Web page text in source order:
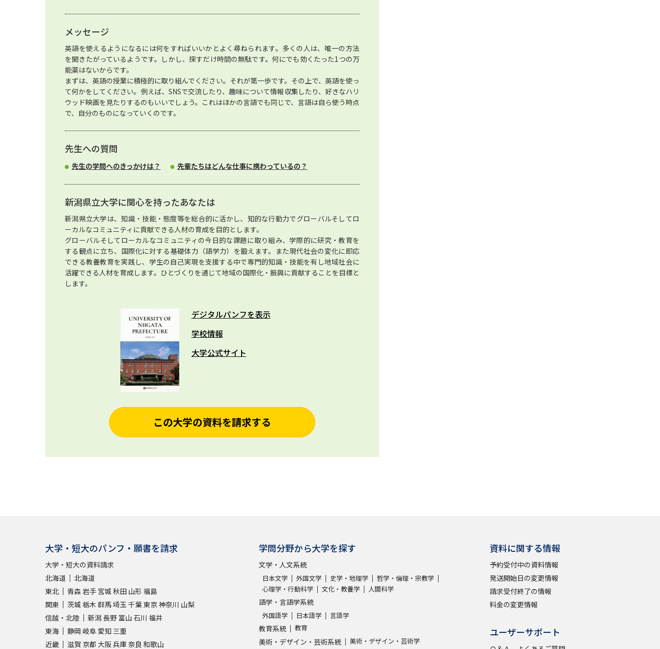
メッセージ
英語を使えるようになるには何をすればいいかとよく尋ねられます。多くの人は、唯一の方法
を聞きたがっているようです。しかし、探すだけ時間の無駄です。何にでも効くたった1つの万
能薬はないからです。
まずは、英語の授業に積極的に取り組んでください。それが第一歩です。その上で、英語を使っ
て何かをしてください。例えば、SNSで交流したり、趣味について情報収集したり、好きなハリ
ウッド映画を見たりするのもいいでしょう。これはほかの言語でも同じで、言語は自ら使う時点
で、自分のものになっていくのです。
先生への質問
先生の学問へのきっかけは？ 先輩たちはどんな仕事に携わっているの？
新潟県立大学に関心を持ったあなたは
新潟県立大学は、知識・技能・態度等を総合的に活かし、知的な行動力でグローバルそしてロ
ーカルなコミュニティに貢献できる人材の育成を目的とします。
グローバルそしてローカルなコミュニティの今日的な課題に取り組み、学際的に研究・教育を
する観点に立ち、国際化に対する基礎体力（語学力）を鍛えます。また現代社会の変化に即応
できる教養教育を実践し、学生の自己実現を支援する中で専門的知識・技能を有し地域社会に
活躍できる人材を育成します。ひとづくりを通じて地域の国際化・振興に貢献することを目標と
します。
デジタルパンフを表示
学校情報
大学公式サイト
この大学の資料を請求する
大学・短大のパンフ・願書を請求
大学・短大の資料請求
北海道
北海道
東北
青森 岩手 宮城 秋田 山形 福島
関東
茨城 栃木 群馬埼玉 千葉東京神奈川 山梨
信越・北陸
新潟長野 富山 石川 福井
東海
静岡 岐阜 愛知 三重
近畿
滋賀 京都 大阪兵庫奈良 和歌山
学問分野から大学を探す
文学・人文系統
日本文学 外国文学 史学・地理学
哲学・倫理・宗教学
心理学・行動科学
文化・教養学 人間科学
語学・言語学系統
外国語学 日本語学 言語学
教育系統 教育
美術・デザイン・芸術系統 美術・デザイン・芸術学
資料に関する情報
予約受付中の資料情報
発送開始日の変更情報
請求受付終了の情報
料金の変更情報
ユーザーサポート